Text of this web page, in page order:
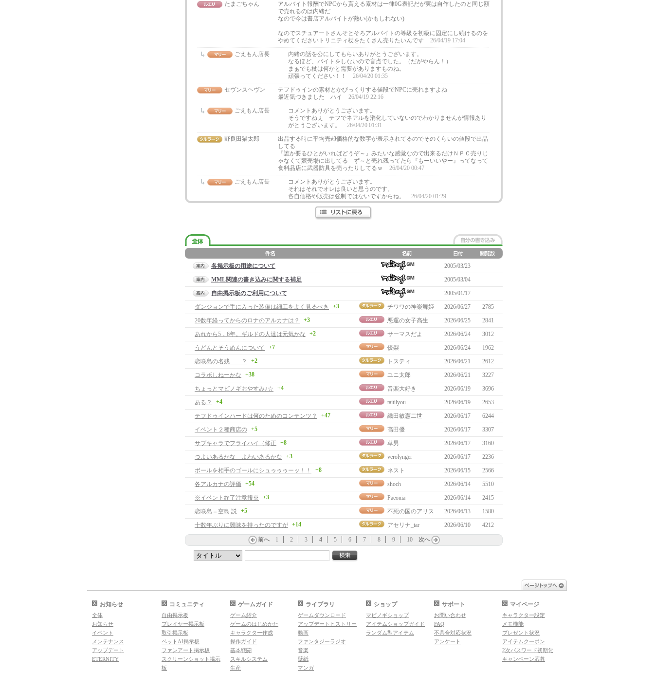
たまごちゃん
アルバイト報酬でNPCから貰える素材は一律0G表記だが実は自作したのと同じ額
で売れるのは内緒だ
なので今は書店アルバイトが熱い(かもしれない)
なのでスチュアートさんそとそろアルバイトの等級を初級に固定にし続けるのを
やめてくださいトリニティ杖をたくさん売りたいんです
26/04/19 17:04
ごえもん店長
内緒の話を公にしてもらいありがとうございます。
なるほど、バイトをしないので盲点でした。（だがやらん！）
まぁでも杖は何かと需要がありますものね。
頑張ってください！！
26/04/20 01:35
セヴンスヘヴン
テフドゥインの素材とかびっくりする値段でNPCに売れますよね
最近気づきました ハイ
26/04/19 22:16
ごえもん店長
コメントありがとうございます。
そうですねぇ テフでネアルを消化していないのでわかりませんが情報あり
がとうございます。
26/04/20 01:31
野良田猫太郎
出品する時に平均売却価格的な数字が表示されてるのでそのくらいの値段で出品
してる
『誰か要るひとがいればどうぞ～』みたいな感覚なので出来るだけＮＰＣ売りじ
ゃなくて競売場に出してる ず～と売れ残ってたら『もーいいやー』ってなって
食料品店に武器防具を売ったりしてるｗ
26/04/20 00:47
ごえもん店長
コメントありがとうございます。
それはそれでオレは良いと思うのです。
各自価格や販売は強制ではないですからね。
26/04/20 01:29
各掲示板の用途について
2005/03/23
MML関連の書き込みに関する補足
2005/03/04
自由掲示板のご利用について
2005/01/17
ダンジョンで手に入った装備は細工をよく見るべき
+3 チワワの神楽舞姫 2026/06/27
2785
20数年経ってからのロナのアルカナは？
+3 悪運の女子高生 2026/06/25
2841
あれから5，6年。ギルドの人達は元気かな
+2 サーマスだよ 2026/06/24
3012
うどんとそうめんについて
+7 優梨 2026/06/24
1962
恋咲島の名残……？
+2 トスティ 2026/06/21
2612
コラボしねーかな
+38 ユニ太郎 2026/06/21
3227
ちょっとマビノギおやすみ♪☆
+4 音楽大好き 2026/06/19
3696
ある？
+4 taitilyou 2026/06/19
2653
テフドゥインハードは何のためのコンテンツ？
+47 織田敏憲二世 2026/06/17
6244
イベント２種商店の +5 高田優 2026/06/17
3307
サブキャラでフライハイ（修正
+8 草男 2026/06/17
3160
つよいあるかな よわいあるかな
+3 verolynger 2026/06/17
2236
ボールを相手のゴールにシュゥゥゥーッ！！
+8 ネスト 2026/06/15
2566
各アルカナの評価
+54 shoch 2026/06/14
5510
※イベント終了注意報※
+3 Paeonia 2026/06/14
2415
恋咲島＝空島 説 +5 不死の国のアリス 2026/06/13
1580
十数年ぶりに興味を持ったのですが +14 アセリナ_tar 2026/06/10 4212
前へ 1 2 3 4 5 6 7 8 9 10 次へ
お知らせ
全体
お知らせ
イベント
メンテナンス
アップデート
ETERNITY
コミュニティ
自由掲示板
プレイヤー掲示板
取引掲示板
ペットAI掲示板
ファンアート掲示板
スクリーンショット掲示
板
ゲームガイド
ゲーム紹介
ゲームのはじめかた
キャラクター作成
操作ガイド
基本戦闘
スキルシステム
生産
ライブラリ
ゲームダウンロード
アップデートヒストリー
動画
ファンタジーラジオ
音楽
壁紙
マンガ
ショップ
マビノギショップ
アイテムショップガイド
ランダム型アイテム
サポート
お問い合わせ
FAQ
不具合対応状況
アンケート
マイページ
キャラクター設定
メモ機能
プレゼント状況
アイテムクーポン
2次パスワード初期化
キャンペーン応募